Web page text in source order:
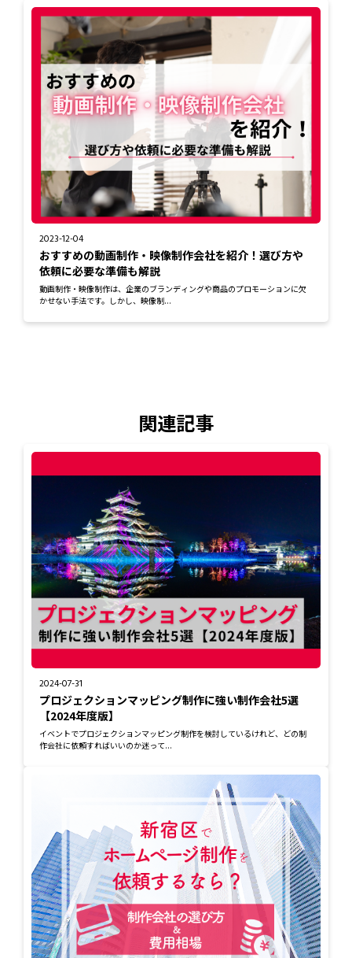
2023-12-04
おすすめの動画制作・映像制作会社を紹介！選び方や
依頼に必要な準備も解説
動画制作・映像制作は、企業のブランディングや商品のプロモーションに欠
かせない手法です。しかし、映像制...
関連記事
2024-07-31
プロジェクションマッピング制作に強い制作会社5選
【2024年度版】
イベントでプロジェクションマッピング制作を検討しているけれど、どの制
作会社に依頼すればいいのか迷って...